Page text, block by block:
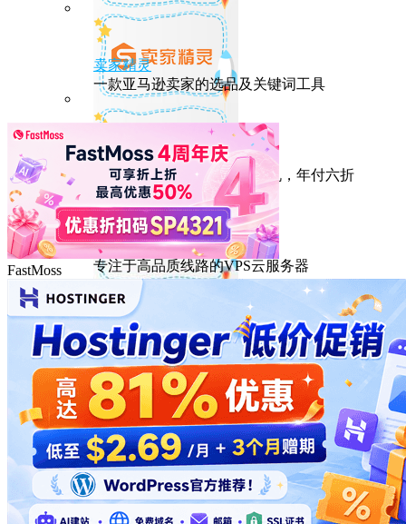
卖家精灵
一款亚马逊卖家的选品及关键词工具
HostEase
性能出众的高性价比美国主机，年付六折
DMIT
专注于高品质线路的VPS云服务器
FastMoss